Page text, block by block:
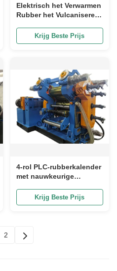
Elektrisch het Verwarmen
Rubber het Vulcaniseren
Persmachine
Krijg Beste Prijs
4-rol PLC-rubberkalender
met nauwkeurige
het rubbermateriaal en
een stabiel koelsysteem
Krijg Beste Prijs
2